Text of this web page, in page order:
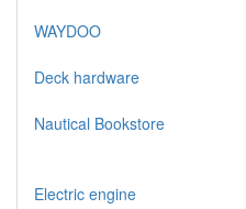
WAYDOO
Deck hardware
Nautical Bookstore
Electric engine